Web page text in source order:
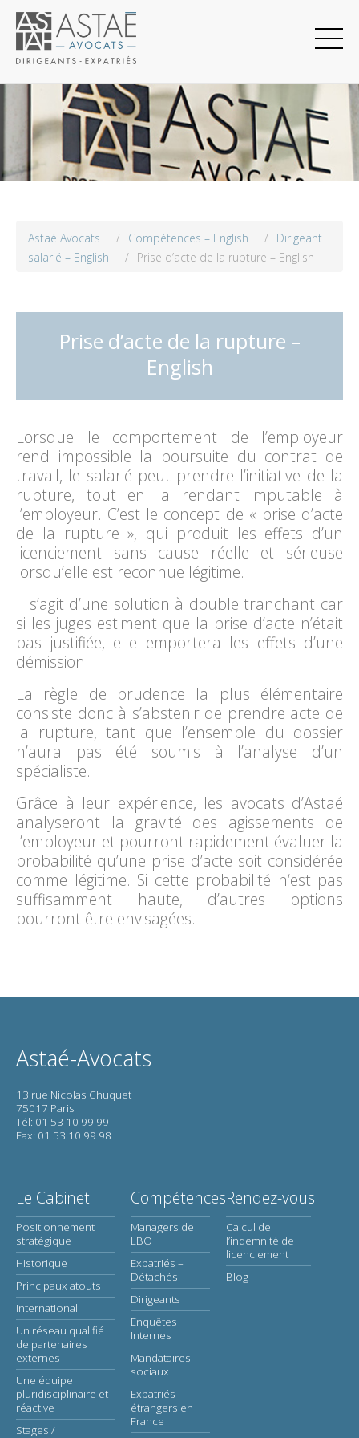
Astaé Avocats / Compétences – English / Dirigeant
salarié – English
/ Prise d’acte de la rupture – English
Prise d’acte de la rupture –
English
Lorsque le comportement de l’employeur
rend impossible la poursuite du contrat de
travail, le salarié peut prendre l’initiative de la
rupture, tout en la rendant imputable à
l’employeur. C’est le concept de « prise d’acte
de la rupture », qui produit les effets d’un
licenciement sans cause réelle et sérieuse
lorsqu’elle est reconnue légitime.
Il s’agit d’une solution à double tranchant car
si les juges estiment que la prise d’acte n’était
pas justifiée, elle emportera les effets d’une
démission.
La règle de prudence la plus élémentaire
consiste donc à s’abstenir de prendre acte de
la rupture, tant que l’ensemble du dossier
n’aura pas été soumis à l’analyse d’un
spécialiste.
Grâce à leur expérience, les avocats d’Astaé
analyseront la gravité des agissements de
l’employeur et pourront rapidement évaluer la
probabilité qu’une prise d’acte soit considérée
comme légitime. Si cette probabilité n‘est pas
suffisamment haute, d’autres options
pourront être envisagées.
Astaé-Avocats
13 rue Nicolas Chuquet
75017 Paris
Tél: 01 53 10 99 99
Fax: 01 53 10 99 98
Le Cabinet
Positionnement
stratégique
Historique
Principaux atouts
International
Un réseau qualifié
de partenaires
externes
Une équipe
pluridisciplinaire et
réactive
Stages /
Compétences
Managers de
LBO
Expatriés –
Détachés
Dirigeants
Enquêtes
Internes
Mandataires
sociaux
Expatriés
étrangers en
France
Rendez-vous
Calcul de
l’indemnité de
licenciement
Blog